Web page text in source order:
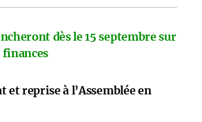
dès le 15 septembre sur
finances
et reprise à l’Assemblée en